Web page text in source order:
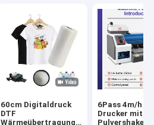
60cm Digitaldruck
DTF
Wärmeübertragung
6Pass 4m/h
Drucker mit
Pulvershaker